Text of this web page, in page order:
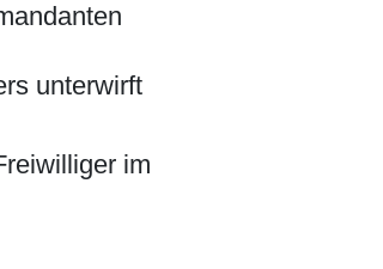
unterwirft
im